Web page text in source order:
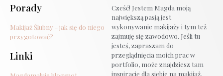
Porady
Makijaż Ślubny - jak się do niego
przygotować?
Linki
Cześć! Jestem Magda moją
największą pasją jest
wykonywanie makijaży i tym też
zajmuję się zawodowo. Jeśli tu
jesteś, zapraszam do
przeglądnięcia moich prac w
portfolio, może znajdziesz tam
inspirację dla siebie na makijaż.